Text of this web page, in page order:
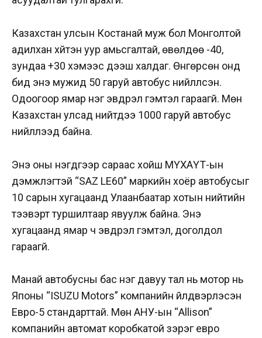
Казахстан улсын Костанай муж бол Монголтой
адилхан хүйтэн уур амьсгалтай, өвөлдөө -40,
зундаа +30 хэмээс дээш халдаг. Өнгөрсөн онд
бид энэ мужид 50 гаруй автобус нийлүүлсэн.
Одоогоор ямар нэг эвдрэл гэмтэл гараагүй. Мөн
Казахстан улсад нийтдээ 1000 гаруй автобус
нийлүүлээд байна.
Энэ оны нэгдүгээр сараас хойш МҮХАҮТ-ын
дэмжлэгтэй “SAZ LE60” маркийн хоёр автобусыг
10 сарын хугацаанд Улаанбаатар хотын нийтийн
тээвэрт туршилтаар явуулж байна. Энэ
хугацаанд ямар ч эвдрэл гэмтэл, доголдол
гараагүй.
Манай автобусны бас нэг давуу тал нь мотор нь
Японы “ISUZU Motors” компанийн үйлдвэрлэсэн
Евро-5 стандарттай. Мөн АНУ-ын “Allison”
компанийн автомат коробкатой зэрэг евро